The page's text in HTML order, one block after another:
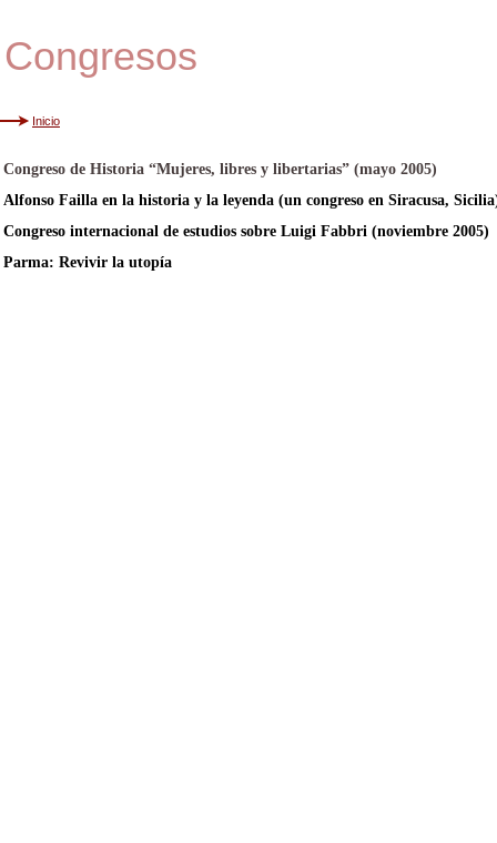
Congresos
Congreso de Historia “Mujeres, libres y libertarias” (mayo 2005)
Alfonso Failla en la historia y la leyenda (un congreso en Siracusa,
Congreso internacional de estudios sobre Luigi Fabbri (noviembre 2005)
Parma: Revivir la utopía
Inicio